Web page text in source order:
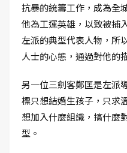
抗暴的統籌工作，成為全
他為工運英雄，以致被捕
左派的典型代表人物，所
人士的心態，通過對他的
另一位三劍客鄭匡是左派
標只想結婚生孩子，只求
想加入什麼組織，搞什麼
型。